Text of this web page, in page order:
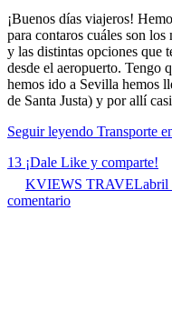
¡Buenos días viajeros!
para contaros cuáles son
y las distintas opciones que
desde el aeropuerto. Tengo
hemos ido a Sevilla hemos
de Santa Justa) y por allí
Seguir leyendo Transporte
13 ¡Dale Like y comparte!
KVIEWS TRAVELabril
comentario